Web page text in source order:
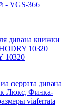
- VGS-366
10320